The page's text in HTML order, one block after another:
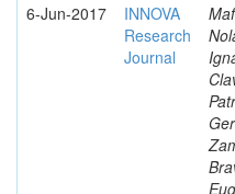
6-Jun-2017
INNOVA
Research
Journal